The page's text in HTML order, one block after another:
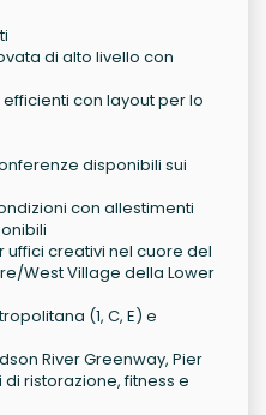
di alto livello con
con layout per lo
disponibili sui
con allestimenti
uffici creativi nel cuore del
West Village della Lower
(1, C, E) e
River Greenway, Pier
ristorazione, fitness e